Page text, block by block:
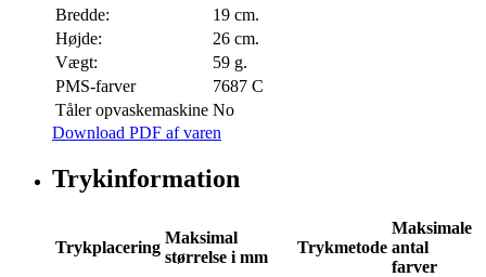
Bredde:
19 cm.
Højde:
26 cm.
Vægt:
59 g.
PMS-farver
7687 C
Tåler opvaskemaskine No
Download PDF af varen
Trykinformation
Trykplacering
Maksimal
størrelse i mm
Trykmetode
Maksimale
antal
farver